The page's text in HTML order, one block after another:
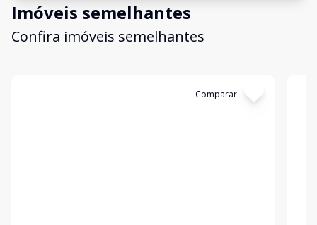
Imóveis semelhantes
Confira imóveis semelhantes
Comparar